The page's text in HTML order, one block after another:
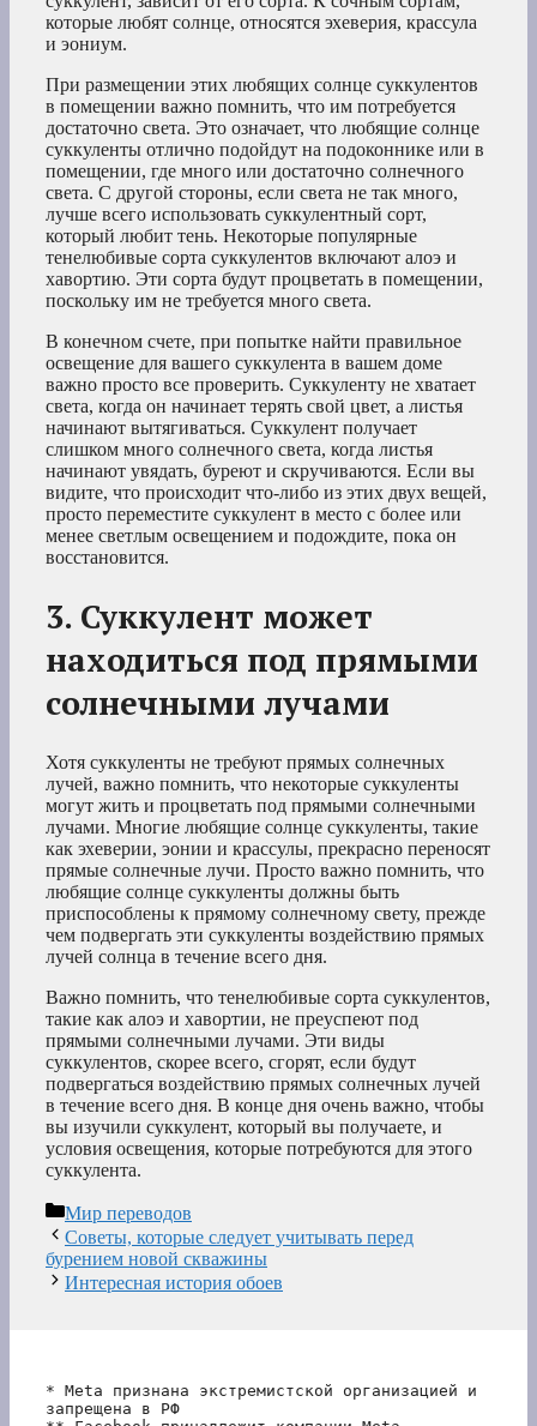
которые любят солнце, относятся эхеверия, крассула
и эониум.
При размещении этих любящих солнце суккулентов
в помещении важно помнить, что им потребуется
достаточно света. Это означает, что любящие солнце
суккуленты отлично подойдут на подоконнике или в
помещении, где много или достаточно солнечного
света. С другой стороны, если света не так много,
лучше всего использовать суккулентный сорт,
который любит тень. Некоторые популярные
тенелюбивые сорта суккулентов включают алоэ и
хавортию. Эти сорта будут процветать в помещении,
поскольку им не требуется много света.
В конечном счете, при попытке найти правильное
освещение для вашего суккулента в вашем доме
важно просто все проверить. Суккуленту не хватает
света, когда он начинает терять свой цвет, а листья
начинают вытягиваться. Суккулент получает
слишком много солнечного света, когда листья
начинают увядать, буреют и скручиваются. Если вы
видите, что происходит что-либо из этих двух вещей,
просто переместите суккулент в место с более или
менее светлым освещением и подождите, пока он
восстановится.
3. Суккулент может
находиться под прямыми
солнечными лучами
Хотя суккуленты не требуют прямых солнечных
лучей, важно помнить, что некоторые суккуленты
могут жить и процветать под прямыми солнечными
лучами. Многие любящие солнце суккуленты, такие
как эхеверии, эонии и крассулы, прекрасно переносят
прямые солнечные лучи. Просто важно помнить, что
любящие солнце суккуленты должны быть
приспособлены к прямому солнечному свету, прежде
чем подвергать эти суккуленты воздействию прямых
лучей солнца в течение всего дня.
Важно помнить, что тенелюбивые сорта суккулентов,
такие как алоэ и хавортии, не преуспеют под
прямыми солнечными лучами. Эти виды
суккулентов, скорее всего, сгорят, если будут
подвергаться воздействию прямых солнечных лучей
в течение всего дня. В конце дня очень важно, чтобы
вы изучили суккулент, который вы получаете, и
условия освещения, которые потребуются для этого
суккулента.
Рубрики
Мир переводов
Советы, которые следует учитывать перед
бурением новой скважины
Интересная история обоев
* Meta признана экстремистской организацией и
запрещена в РФ